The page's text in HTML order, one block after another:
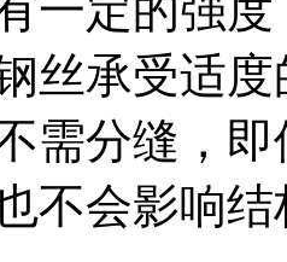
丝承受适
需分缝，
不会影响